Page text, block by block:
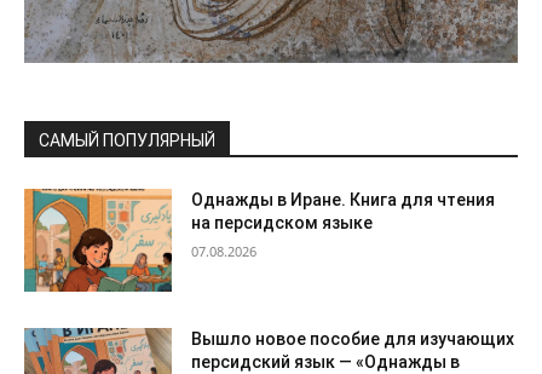
САМЫЙ ПОПУЛЯРНЫЙ
Однажды в Иране. Книга для чтения
на персидском языке
07.08.2026
Вышло новое пособие для изучающих
персидский язык — «Однажды в